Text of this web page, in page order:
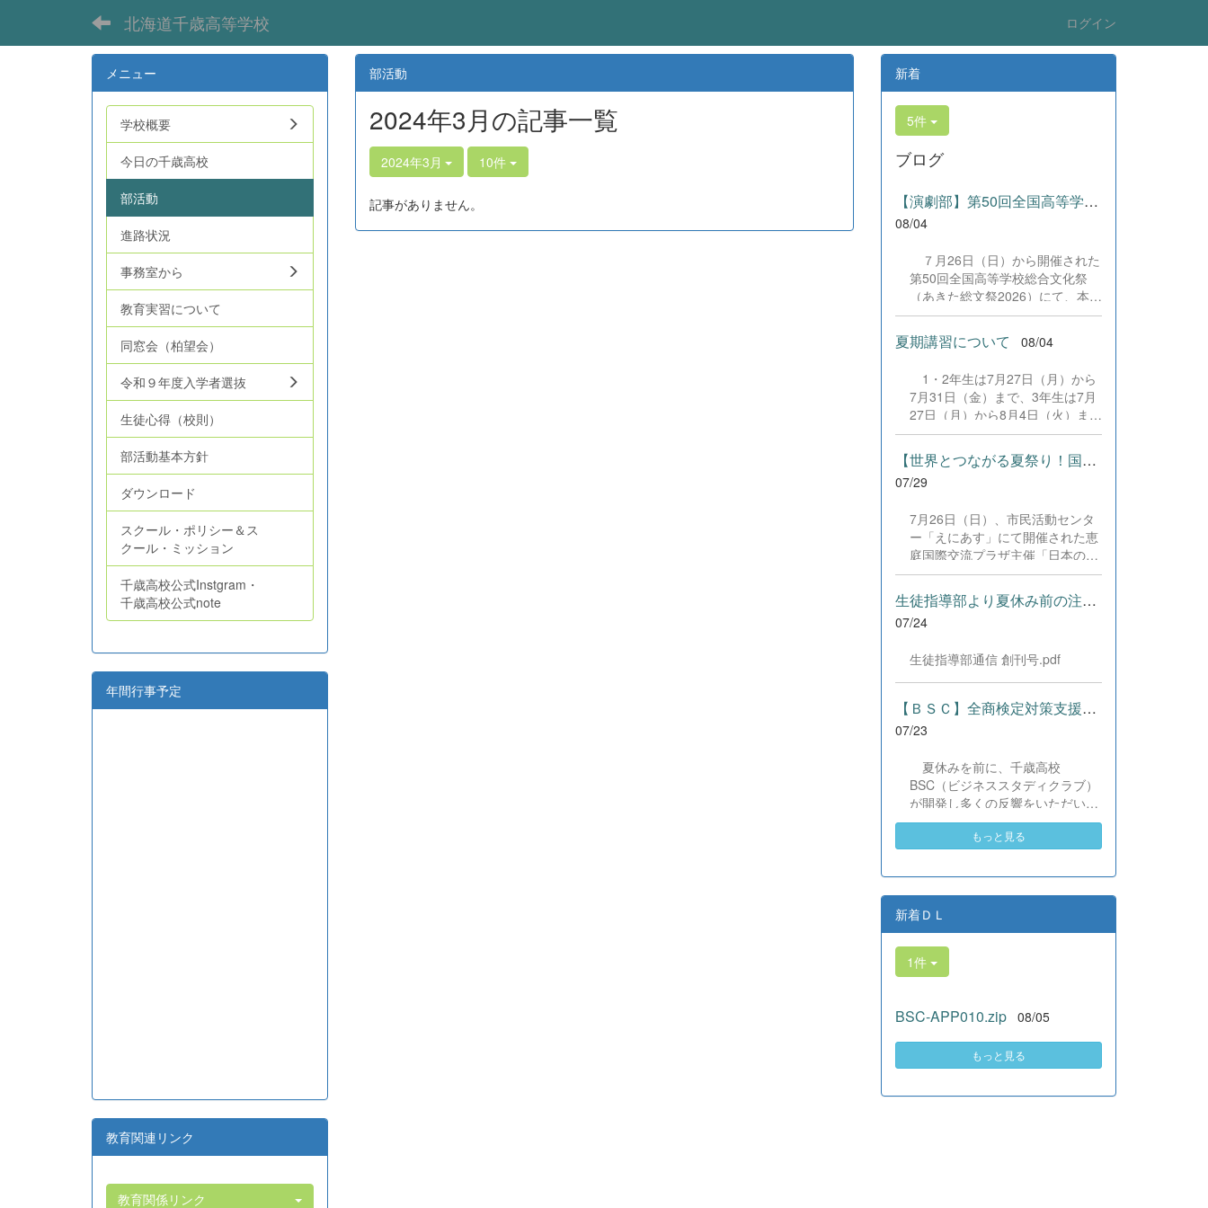
北海道千歳高等学校 ログイン
部活動
2024年3月の記事一覧
2024年3月 10件
記事がありません。
メニュー
学校概要
今日の千歳高校
部活動
進路状況
事務室から
教育実習について
同窓会（柏望会）
令和９年度入学者選抜
生徒心得（校則）
部活動基本方針
ダウンロード
スクール・ポリシー＆ス
クール・ミッション
千歳高校公式Instgram・
千歳高校公式note
年間行事予定
教育関連リンク
教育関係リンク
新着
5件
ブログ
【演劇部】第50回全国高等学校総合文化祭にて受賞!
08/04
７月26日（日）から開催された
第50回全国高等学校総合文化祭
（あきた総文祭2026）にて、本校
演劇部が「優良賞」及び「舞台美
術賞」を受賞いたしました。大会
当日は、本校の部員たちもこれま
分に発揮し、堂々と舞台に立ちま
した。緊張感のある全国の舞台に
おいて、一人一人が役割を果た
し、心を込めた演技と表現を披露
することができました。 また、
今回の全国大会出場にあたり、多
ました企業の皆様、ならびに心温
まるご寄付や温かいご声援を寄せ
てくださった地域の皆様方に、心
より感謝申し上げます。皆様から
な励みとなり、全国の舞台で最高
のパフォーマンスと演技を届ける
糧に、さらに表現力に磨きをか
ぬご声援をよろしくお願いいたし
夏期講習について 08/04
1・2年生は7月27日（月）から
7月31日（金）まで、3年生は7月
27日（月）から8月4日（火）まで
の日程で、それぞれ学習に取り組
みました。多くの生徒が意欲的に
参加し、これまでの学習内容の復
習や発展的な内容、受験に向けた
られました。夏期講習で身に付け
た学習習慣や知識を、今後の学校
生活や学習に生かし、一人一人が
さらなる成長につなげてくれるこ
とを期待しています。 &nbsp;
【世界とつながる夏祭り！国際教養科の生徒が多文化共生ボランテ...
07/29
7月26日（日）、市民活動センタ
ー「えにあす」にて開催された恵
庭国際交流プラザ主催「日本の夏
祭り体験」に、本校国際教養科の
生徒6名がボランティアとして参
加しました！ 会場にはウクライ
ナ、ネパール、アフガニスタンな
ヨー釣りや綿あめ、盆踊りなどを
満喫。浴衣姿でイベントを彩った
1年生や、経験を生かして頼もし
く場を仕切る3年生など、生徒た
ちは言葉や国境を超えて笑顔で交
は、「国籍や年齢を問わず笑顔で
寄り添い、自分で考えて動く姿が
素晴らしい。異文化理解のマイン
ドが自然と身についている」と、
賞賛の声をいただきました！ 教室
う広いフィールドで本領を発揮す
る教養科生たち。多文化共生社会
を引っ張る頼もしい姿に、誇らし
さでいっぱいです。 教養科生、ど
んどん外へ飛び出そう！ その温か
い心と行動力を磨き、世界を笑顔
生徒指導部より夏休み前の注意事項
07/24
生徒指導部通信 創刊号.pdf
【ＢＳＣ】全商検定対策支援ポータルサイト「Compath（コンパス）...
07/23
夏休みを前に、千歳高校
BSC（ビジネススタディクラブ）
が開発し多くの反響をいただいて
いる、全商検定合格支援ポータル
サイト『Compath（コンパス）』
ました。 今回もユーザーの皆様
からいただいたアンケートのご意
見をもとに、BSC部員のプログラ
ミングチームがデバッグ（不具合
修正）から新機能の実装までを行
いました。今回のアップデートで
は、ビジネス計算・簿記・ビジネ
務分析・ビジネスコミュニケーシ
の更新プログラムを一挙にリリー
スしました。 具体的には、各検
もっと見る
新着ＤＬ
1件
BSC-APP010.zip 08/05
もっと見る